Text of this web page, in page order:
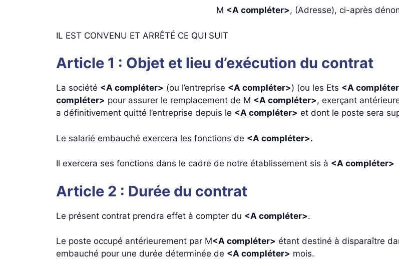
M <A compléter>, (Adresse), ci-après
IL EST CONVENU ET ARRÊTÉ CE QUI SUIT
Article 1 : Objet et lieu d’exécution du contrat
La société <A compléter> (ou l’entreprise <A compléter>) (ou les Ets <A
compléter> pour assurer le remplacement de M <A compléter>, exerçant
a définitivement quitté l’entreprise depuis le <A compléter> et dont le poste sera
Le salarié embauché exercera les fonctions de <A compléter>.
Il exercera ses fonctions dans le cadre de notre établissement sis à <A compléter>
Article 2 : Durée du contrat
Le présent contrat prendra effet à compter du <A compléter>.
Le poste occupé antérieurement par M<A compléter> étant destiné à disparaître
embauché pour une durée déterminée de <A compléter> mois.